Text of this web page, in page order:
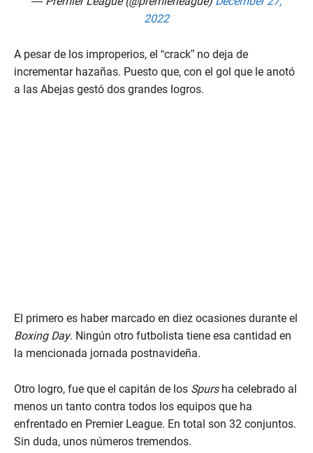
2022
A pesar de los improperios, el “crack” no deja de
incrementar hazañas. Puesto que, con el gol que le anotó
a las Abejas gestó dos grandes logros.
El primero es haber marcado en diez ocasiones durante el
Boxing Day. Ningún otro futbolista tiene esa cantidad en
la mencionada jornada postnavideña.
Otro logro, fue que el capitán de los Spursha celebrado al
menos un tanto contra todos los equipos que ha
enfrentado en Premier League. En total son 32 conjuntos.
Sin duda, unos números tremendos.